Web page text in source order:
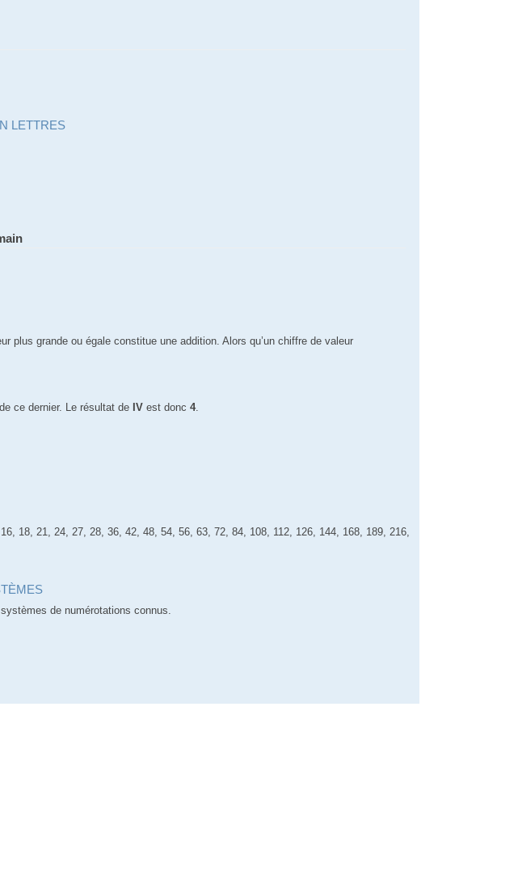
LETTRES
plus grande ou égale constitue une addition. Alors qu’un chiffre de valeur
ce dernier. Le résultat de IV est donc 4.
18, 21, 24, 27, 28, 36, 42, 48, 54, 56, 63, 72, 84, 108, 112, 126, 144, 168, 189, 216,
de numérotations connus.